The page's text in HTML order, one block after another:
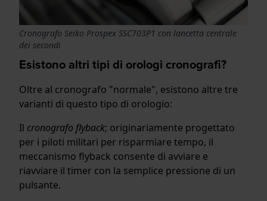
Cronografo Seiko Prospex SSC703P1 con lancetta centrale
dei secondi
Esistono altri tipi di orologi cronografi?
Oltre al cronografo "normale", esistono altre tre
varianti di questo tipo di orologio:
Il cronografo flyback; originariamente progettato
per i piloti militari per risparmiare tempo, il
meccanismo flyback consente di avviare e
riavviare il timer con la semplice pressione di un
pulsante.